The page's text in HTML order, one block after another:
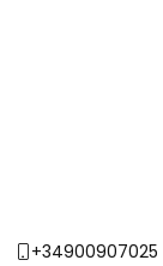
+34900907025